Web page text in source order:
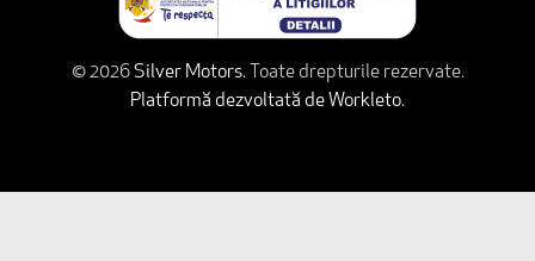
© 2026Silver Motors.Toate drepturile rezervate.
Platformă dezvoltată de Workleto.